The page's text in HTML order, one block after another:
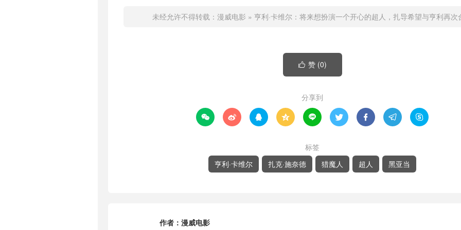
未经允许不得转载： 漫威电影 » 亨利·卡维尔：将来想扮演一个开心的超人，扎导希望与亨利再次
 赞 (0)
分享到
        
标签
亨利·卡维尔
扎克·施奈德 猎魔人 超人 黑亚当
作者： 漫威电影